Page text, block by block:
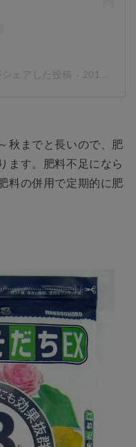
ェアした投稿 - 2019年 7月月1日午前12時14分PDT
秋までと長いので、肥
ます。肥料不足になら
料の併用で定期的に肥